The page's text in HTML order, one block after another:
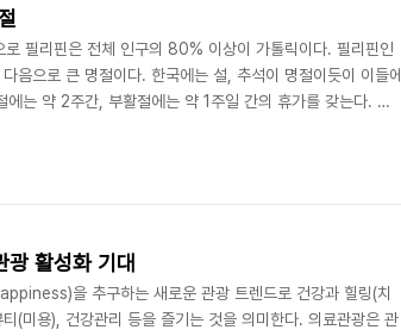
필리핀은 전체 인구의 80% 이상이 가톨릭이다. 필리핀인
음으로 큰 명절이다. 한국에는 설, 추석이 명절이듯이 이들에
는 약 2주간, 부활절에는 약 1주일 간의 휴가를 갖는다. 특
길게보면 9일간의 휴일을 갖는 셈이다. 이 기간에 부분의 상
집에서 쉬거나 여행을 가거나 교회나..
활성화 기대
을 추구하는 새로운 관광 트렌드로 건강과 힐링(치
(미용), 건강관리 등을 즐기는 것을 의미한다. 의료관광은 관